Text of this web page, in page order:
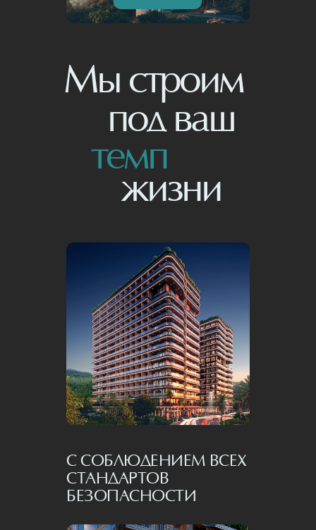
С СОБЛЮДЕНИЕМ ВСЕХ
СТАНДАРТОВ
БЕЗОПАСНОСТИ
темп
жизни
под ваш
Мы строим